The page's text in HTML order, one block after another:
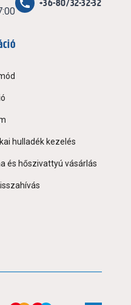
+36-80/32-32-32
hulladék kezelés
és hőszivattyú vásárlás